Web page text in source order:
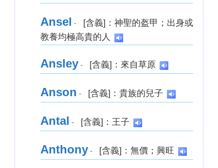
Ansel -
[含義]：神聖的盔甲；出身或
教養均極高貴的人
Ansley - [含義]：來自草原
Anson - [含義]：貴族的兒子
Antal - [含義]：王子
Anthony - [含義]：無價；興旺